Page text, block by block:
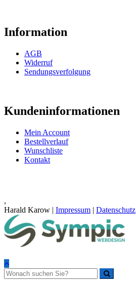
Information
AGB
Widerruf
Sendungsverfolgung
Kundeninformationen
Mein Account
Bestellverlauf
Wunschliste
Kontakt
,
Harald Karow | Impressum | Datenschutz